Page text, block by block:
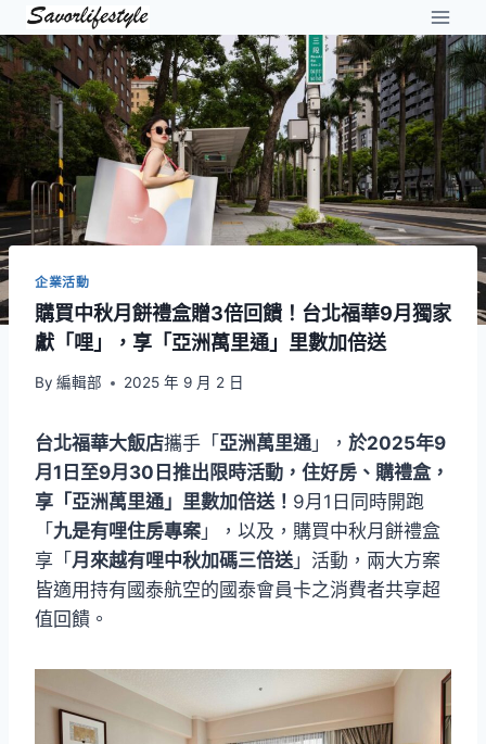
Skip
to
content
企業活動
購買中秋月餅禮盒贈3倍回饋！台北福華9月獨家
獻「哩」，享「亞洲萬里通」里數加倍送
By 編輯部 2025 年 9 月 2 日
台北福華大飯店攜手「 亞洲萬里通」， 於2025年9
月1日至9月30日推出限時活動，住好房、購禮盒，
享「亞洲萬里通」里數加倍送！ 9月1日同時開跑
「 九是有哩住房專案 」，以及，購買中秋月餅禮盒
享「 月來越有哩中秋加碼三倍送」活動，兩大方案
皆適用持有國泰航空的國泰會員卡之消費者共享超
值回饋。